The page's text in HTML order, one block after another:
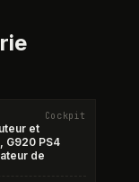
Cockpit
et
G920 PS4
de